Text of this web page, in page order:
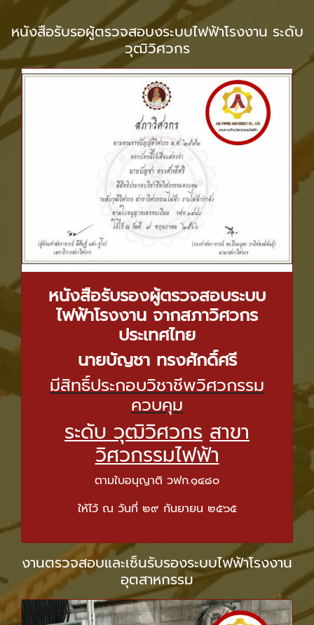
หนังสือรับรอผู้ตรวจสอบงระบบไฟฟ้าโรงงาน ระดับ
วุฒิวิศวกร
หนังสือรับรองผู้ตรวจสอบระบบ
ไฟฟ้าโรงงาน จากสภาวิศวกร
ประเทศไทย
นายบัญชา ทรงศักดิ์ศรี
มีสิทธิ์ประกอบวิชาชีพวิศวกรรม
ควบคุม
ระดับ วุฒิวิศวกร สาขา
วิศวกรรมไฟฟ้า
ตามใบอนุญาติ วฟก.๑๔๘๐
ให้ไว้ ณ วันที่ ๒๙ กันยายน ๒๕๖๕
งานตรวจสอบและเซ็นรับรองระบบไฟฟ้าโรงงาน
อุตสาหกรรม